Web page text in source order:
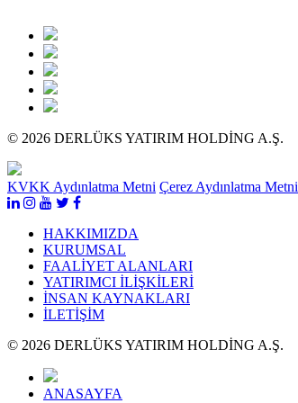
© 2026 DERLÜKS YATIRIM HOLDİNG A.Ş.
KVKK Aydınlatma Metni Çerez Aydınlatma Metni
HAKKIMIZDA
KURUMSAL
FAALİYET ALANLARI
YATIRIMCI İLİŞKİLERİ
İNSAN KAYNAKLARI
İLETİŞİM
© 2026 DERLÜKS YATIRIM HOLDİNG A.Ş.
ANASAYFA